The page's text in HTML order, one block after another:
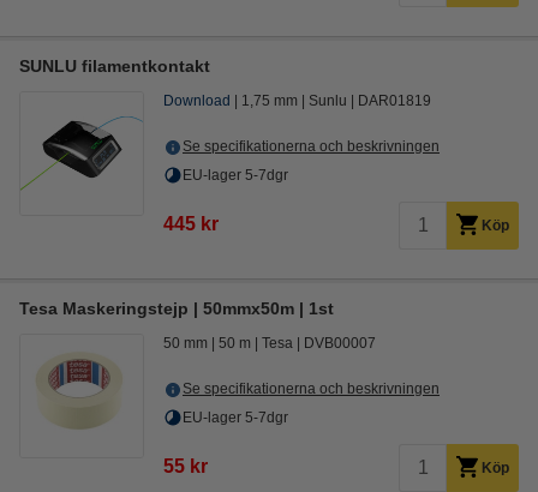
SUNLU filamentkontakt
Download 1,75 mm Sunlu DAR01819
Se specifikationerna och beskrivningen
EU-lager 5-7dgr
445 kr Köp
Tesa Maskeringstejp | 50mmx50m | 1st
50 mm 50 m Tesa DVB00007
Se specifikationerna och beskrivningen
EU-lager 5-7dgr
55 kr Köp